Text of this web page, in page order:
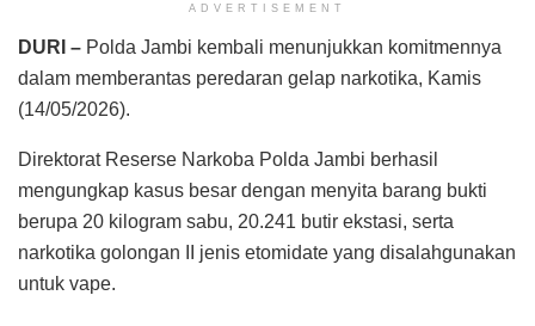
ADVERTISEMENT
DURI – Polda Jambi kembali menunjukkan komitmennya
dalam memberantas peredaran gelap narkotika, Kamis
(14/05/2026).
Direktorat Reserse Narkoba Polda Jambi berhasil
mengungkap kasus besar dengan menyita barang bukti
berupa 20 kilogram sabu, 20.241 butir ekstasi, serta
narkotika golongan II jenis etomidate yang disalahgunakan
untuk vape.